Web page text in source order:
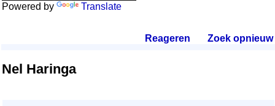
Powered by Translate
Reageren Zoek opnieuw.
Nel Haringa